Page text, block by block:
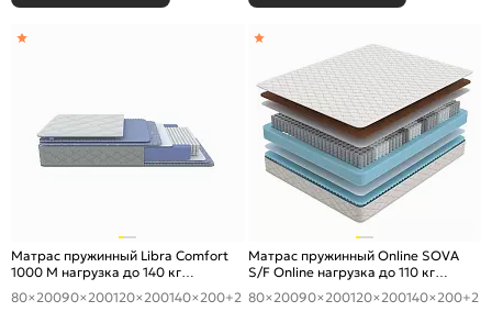
Матрас пружинный Libra Comfort
1000 M нагрузка до 140 кг
800x2000
80×20090×200120×200140×200+2
Матрас пружинный Online SOVA
S/F Online нагрузка до 110 кг
800x2000
80×20090×200120×200140×200+2